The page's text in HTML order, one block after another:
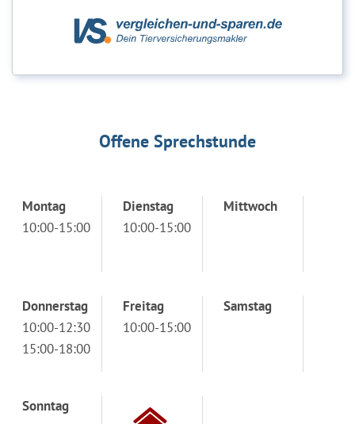
Offene Sprechstunde
Montag
10:00-15:00
Dienstag
10:00-15:00
Mittwoch
Donnerstag
10:00-12:30
15:00-18:00
Freitag
10:00-15:00
Samstag
Sonntag